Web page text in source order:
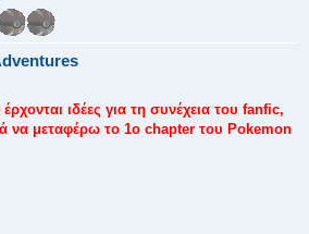
ιδέες για τη συνέχεια του fanfic,
μεταφέρω το 1ο chapter του Pokemon